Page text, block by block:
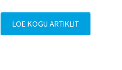
LOE KOGU ARTIKLIT